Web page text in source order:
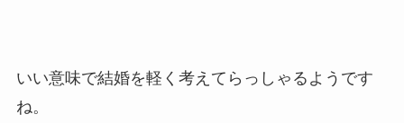
いい意味で結婚を軽く考えてらっしゃるようです
ね。